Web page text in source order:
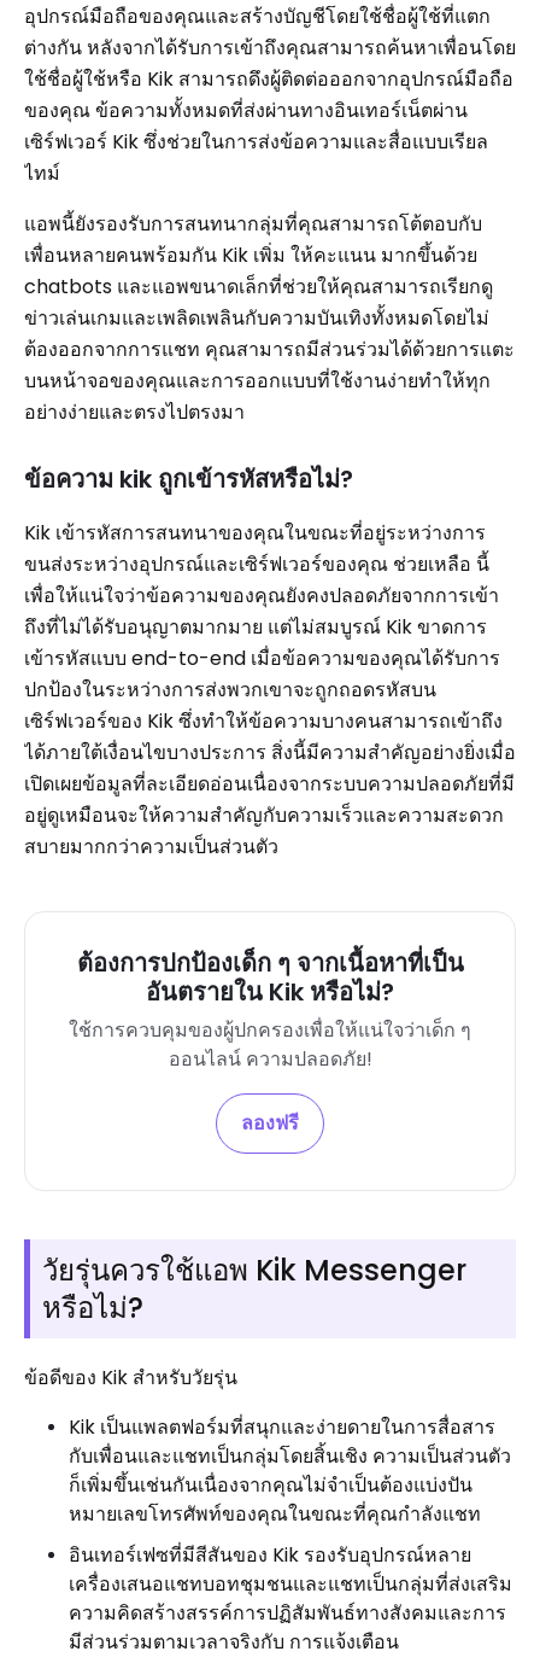
อุปกรณ์มือถือของคุณและสร้างบัญชีโดยใช้ชื่อผู้ใช้ที่แตก
ต่างกัน หลังจากได้รับการเข้าถึงคุณสามารถค้นหาเพื่อนโดย
ใช้ชื่อผู้ใช้หรือ Kik สามารถดึงผู้ติดต่อออกจากอุปกรณ์มือถือ
ของคุณ ข้อความทั้งหมดที่ส่งผ่านทางอินเทอร์เน็ตผ่าน
เซิร์ฟเวอร์ Kik ซึ่งช่วยในการส่งข้อความและสื่อแบบเรียล
ไทม์
แอพนี้ยังรองรับการสนทนากลุ่มที่คุณสามารถโต้ตอบกับ
เพื่อนหลายคนพร้อมกัน Kik เพิ่ม ให้คะแนน มากขึ้นด้วย
chatbots และแอพขนาดเล็กที่ช่วยให้คุณสามารถเรียกดู
ข่าวเล่นเกมและเพลิดเพลินกับความบันเทิงทั้งหมดโดยไม่
ต้องออกจากการแชท คุณสามารถมีส่วนร่วมได้ด้วยการแตะ
บนหน้าจอของคุณและการออกแบบที่ใช้งานง่ายทำให้ทุก
อย่างง่ายและตรงไปตรงมา
ข้อความ kik ถูกเข้ารหัสหรือไม่?
Kik เข้ารหัสการสนทนาของคุณในขณะที่อยู่ระหว่างการ
ขนส่งระหว่างอุปกรณ์และเซิร์ฟเวอร์ของคุณ ช่วยเหลือ นี้
เพื่อให้แน่ใจว่าข้อความของคุณยังคงปลอดภัยจากการเข้า
ถึงที่ไม่ได้รับอนุญาตมากมาย แต่ไม่สมบูรณ์ Kik ขาดการ
เข้ารหัสแบบ end-to-end เมื่อข้อความของคุณได้รับการ
ปกป้องในระหว่างการส่งพวกเขาจะถูกถอดรหัสบน
เซิร์ฟเวอร์ของ Kik ซึ่งทำให้ข้อความบางคนสามารถเข้าถึง
ได้ภายใต้เงื่อนไขบางประการ สิ่งนี้มีความสำคัญอย่างยิ่งเมื่อ
เปิดเผยข้อมูลที่ละเอียดอ่อนเนื่องจากระบบความปลอดภัยที่มี
อยู่ดูเหมือนจะให้ความสำคัญกับความเร็วและความสะดวก
สบายมากกว่าความเป็นส่วนตัว
ต้องการปกป้องเด็ก ๆ จากเนื้อหาที่เป็น
อันตรายใน Kik หรือไม่?
ใช้การควบคุมของผู้ปกครองเพื่อให้แน่ใจว่าเด็ก ๆ
ออนไลน์ ความปลอดภัย!
ลองฟรี
วัยรุ่นควรใช้แอพ Kik Messenger
หรือไม่?
ข้อดีของ Kik สำหรับวัยรุ่น
Kik เป็นแพลตฟอร์มที่สนุกและง่ายดายในการสื่อสาร
กับเพื่อนและแชทเป็นกลุ่มโดยสิ้นเชิง ความเป็นส่วนตัว
ก็เพิ่มขึ้นเช่นกันเนื่องจากคุณไม่จำเป็นต้องแบ่งปัน
หมายเลขโทรศัพท์ของคุณในขณะที่คุณกำลังแชท
อินเทอร์เฟซที่มีสีสันของ Kik รองรับอุปกรณ์หลาย
เครื่องเสนอแชทบอทชุมชนและแชทเป็นกลุ่มที่ส่งเสริม
ความคิดสร้างสรรค์การปฏิสัมพันธ์ทางสังคมและการ
มีส่วนร่วมตามเวลาจริงกับ การแจ้งเตือน